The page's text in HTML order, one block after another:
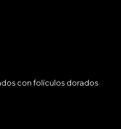
con folículos dorados
reservados